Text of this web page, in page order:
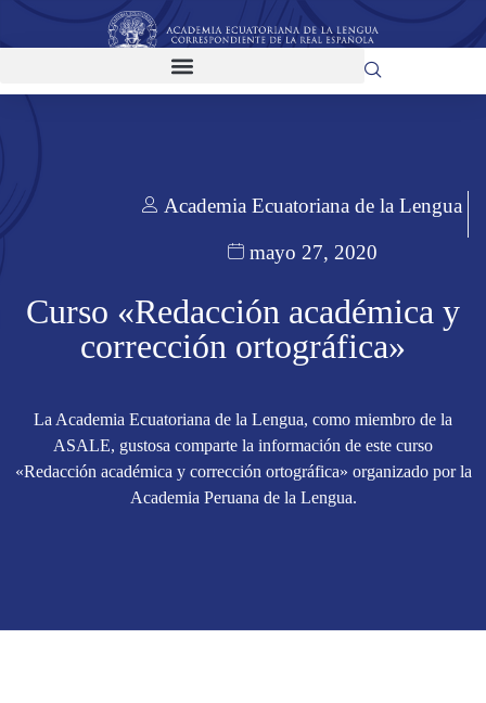
Academia Ecuatoriana de la Lengua
mayo 27, 2020
Curso «Redacción académica y
corrección ortográfica»
La Academia Ecuatoriana de la Lengua, como miembro de la
ASALE, gustosa comparte la información de este curso
«Redacción académica y corrección ortográfica» organizado por la
Academia Peruana de la Lengua.